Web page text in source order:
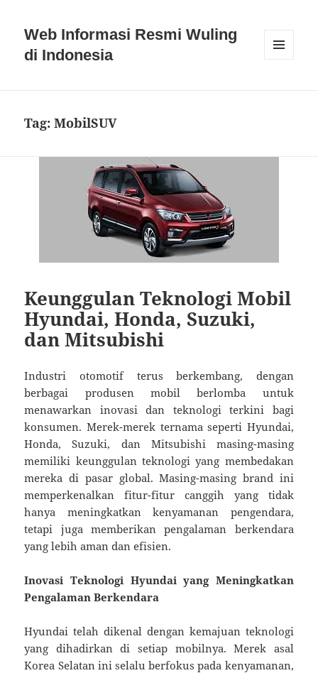
Web Informasi Resmi Wuling
di Indonesia
Tag:MobilSUV
Keunggulan Teknologi Mobil
Hyundai, Honda, Suzuki,
dan Mitsubishi
Industri otomotif terus berkembang, dengan
berbagai produsen mobil berlomba untuk
menawarkan inovasi dan teknologi terkini bagi
konsumen. Merek-merek ternama seperti Hyundai,
Honda, Suzuki, dan Mitsubishi masing-masing
memiliki keunggulan teknologi yang membedakan
mereka di pasar global. Masing-masing brand ini
memperkenalkan fitur-fitur canggih yang tidak
hanya meningkatkan kenyamanan pengendara,
tetapi juga memberikan pengalaman berkendara
yang lebih aman dan efisien.
Inovasi Teknologi Hyundai yang Meningkatkan
Pengalaman Berkendara
Hyundai telah dikenal dengan kemajuan teknologi
yang dihadirkan di setiap mobilnya. Merek asal
Korea Selatan ini selalu berfokus pada kenyamanan,